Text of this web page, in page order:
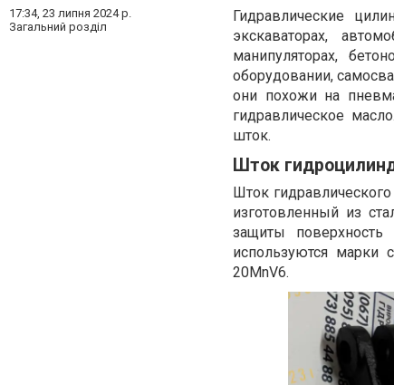
17:34, 23 липня 2024 р.
Загальний розділ
Гидравлические
экскаваторах,
манипуляторах,
оборудовании,
они похожи на
гидравлическое
шток.
Шток
Шток
изготовленный из
защиты
используются марки
20MnV6.